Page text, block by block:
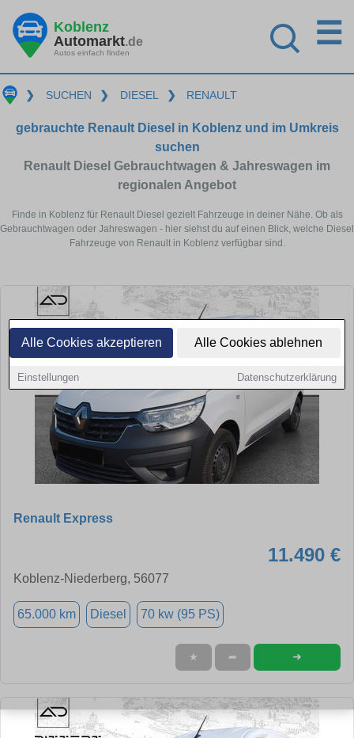
Alle Cookies akzeptieren Alle Cookies ablehnen
Einstellungen Datenschutzerklärung
Koblenz
Automarkt.de
Autos einfach finden
☰
❯ SUCHEN ❯ DIESEL ❯ RENAULT
gebrauchte Renault Diesel in Koblenz und im Umkreis
suchen
Renault Diesel Gebrauchtwagen & Jahreswagen im
regionalen Angebot
Finde in Koblenz für Renault Diesel gezielt Fahrzeuge in deiner Nähe. Ob als
Gebrauchtwagen oder Jahreswagen - hier siehst du auf einen Blick, welche Diesel
Fahrzeuge von Renault in Koblenz verfügbar sind.
Renault Express
11.490 €
Koblenz-Niederberg, 56077
65.000 km Diesel 70 kw (95 PS)
★ ➦ ➜